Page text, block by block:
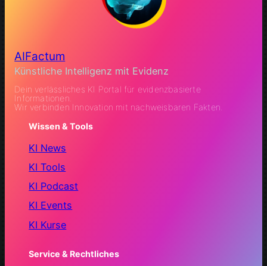
AIFactum
Künstliche Intelligenz mit Evidenz
Dein verlässliches KI Portal für evidenzbasierte
Informationen.
Wir verbinden Innovation mit nachweisbaren Fakten.
Wissen & Tools
KI News
KI Tools
KI Podcast
KI Events
KI Kurse
Service & Rechtliches